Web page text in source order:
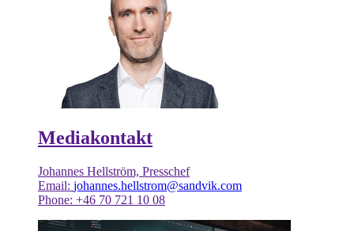
Mediakontakt
Johannes Hellström, Presschef
Email: johannes.hellstrom@sandvik.com
Phone: +46 70 721 10 08